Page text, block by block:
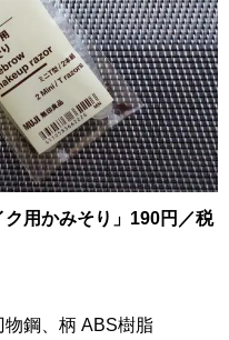
ク用かみそり」190円／税
鋼、柄 ABS樹脂